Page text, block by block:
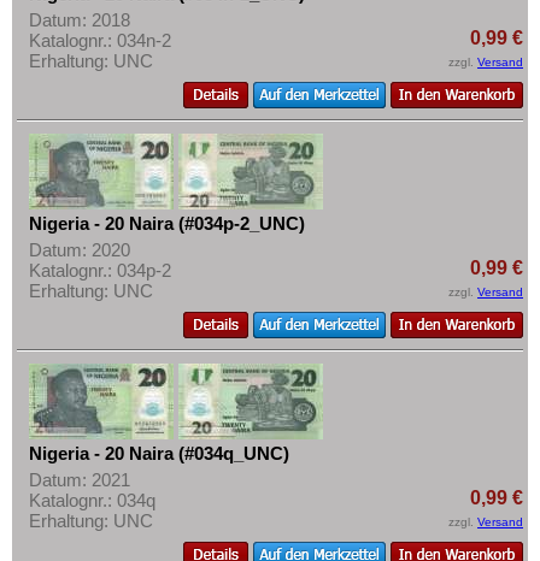
Datum: 2018
Katalognr.: 034n-2
Erhaltung: UNC
0,99 €
zzgl. Versand
Nigeria - 20 Naira (#034p-2_UNC)
Datum: 2020
Katalognr.: 034p-2
Erhaltung: UNC
0,99 €
zzgl. Versand
Nigeria - 20 Naira (#034q_UNC)
Datum: 2021
Katalognr.: 034q
Erhaltung: UNC
0,99 €
zzgl. Versand